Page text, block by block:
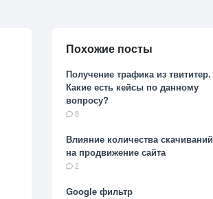
Похожие посты
Получение трафика из твититер.
Какие есть кейсы по данному
вопросу?
8
Влияние количества скачиваний
на продвижение сайта
2
Google фильтр